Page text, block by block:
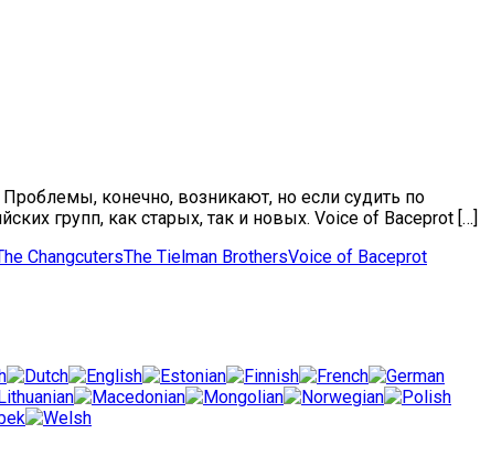
конечно, возникают, но если судить по
групп, как старых, так и новых. Voice of Baceprot […]
ChangcutersThe Tielman BrothersVoice of Baceprot